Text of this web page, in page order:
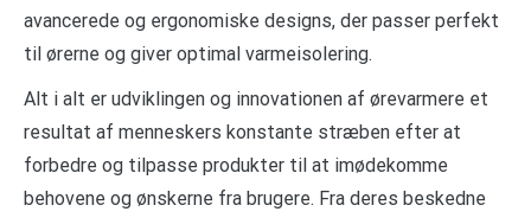
avancerede og ergonomiske designs, der passer perfekt
til ørerne og giver optimal varmeisolering.
Alt i alt er udviklingen og innovationen af ørevarmere et
resultat af menneskers konstante stræben efter at
forbedre og tilpasse produkter til at imødekomme
behovene og ønskerne fra brugere. Fra deres beskedne